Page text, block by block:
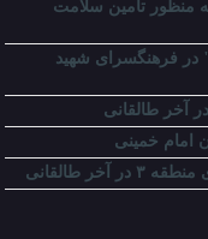
به منظور تامین سلامت
در فرهنگسرای شهید
امام خمینی
طالقانی